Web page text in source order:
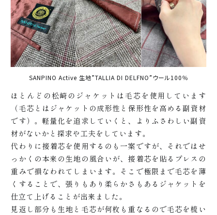
商品
SANPINO Active 生地”TALLIA DI DELFNO”ウール100％
ほとんどの松崎のジャケットは毛芯を使用しています
（毛芯とはジャケットの成形性と保形性を高める副資材
です）。軽量化を追求していくと、よりふさわしい副資
材がないかと探求や工夫をしています。
代わりに接着芯を使用するのも一案ですが、それではせ
っかくの本来の生地の風合いが、接着芯を貼るプレスの
重みで損なわれてしまいます。そこで極限まで毛芯を薄
くすることで、張りもあり柔らかさもあるジャケットを
仕立て上げることが出来ました。
見返し部分も生地と毛芯が何枚も重なるので毛芯を梳い